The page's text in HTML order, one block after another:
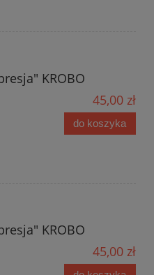
KROBO
45,00 zł
do koszyka
KROBO
45,00 zł